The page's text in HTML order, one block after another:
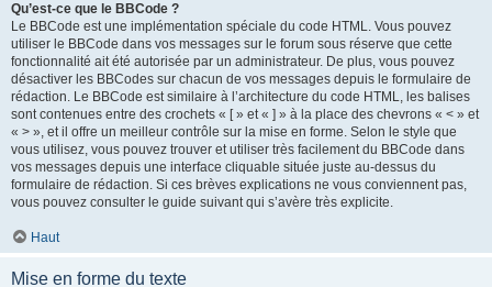
Qu’est-ce que le BBCode ?
Le BBCode est une implémentation spéciale du code HTML. Vous pouvez
utiliser le BBCode dans vos messages sur le forum sous réserve que cette
fonctionnalité ait été autorisée par un administrateur. De plus, vous pouvez
désactiver les BBCodes sur chacun de vos messages depuis le formulaire de
rédaction. Le BBCode est similaire à l’architecture du code HTML, les balises
sont contenues entre des crochets « [ » et « ] » à la place des chevrons « < » et
« > », et il offre un meilleur contrôle sur la mise en forme. Selon le style que
vous utilisez, vous pouvez trouver et utiliser très facilement du BBCode dans
vos messages depuis une interface cliquable située juste au-dessus du
formulaire de rédaction. Si ces brèves explications ne vous conviennent pas,
vous pouvez consulter le guide suivant qui s’avère très explicite.
Haut
Mise en forme du texte